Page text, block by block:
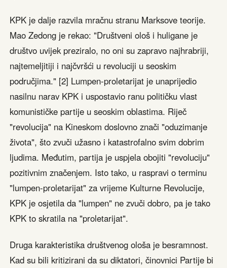
KPK je dalje razvila mračnu stranu Marksove teorije.
Mao Zedong je rekao: "Društveni ološ i huligane je
društvo uvijek preziralo, no oni su zapravo najhrabriji,
najtemeljitiji i najčvršći u revoluciji u seoskim
područjima." [2] Lumpen-proletarijat je unaprijedio
nasilnu narav KPK i uspostavio ranu političku vlast
komunističke partije u seoskim oblastima. Riječ
"revolucija" na Kineskom doslovno znači "oduzimanje
života", što zvuči užasno i katastrofalno svim dobrim
ljudima. Međutim, partija je uspjela obojiti "revoluciju"
pozitivnim značenjem. Isto tako, u raspravi o terminu
"lumpen-proletarijat" za vrijeme Kulturne Revolucije,
KPK je osjetila da "lumpen" ne zvuči dobro, pa je tako
KPK to skratila na "proletarijat".
Druga karakteristika društvenog ološa je besramnost.
Kad su bili kritizirani da su diktatori, činovnici Partije bi